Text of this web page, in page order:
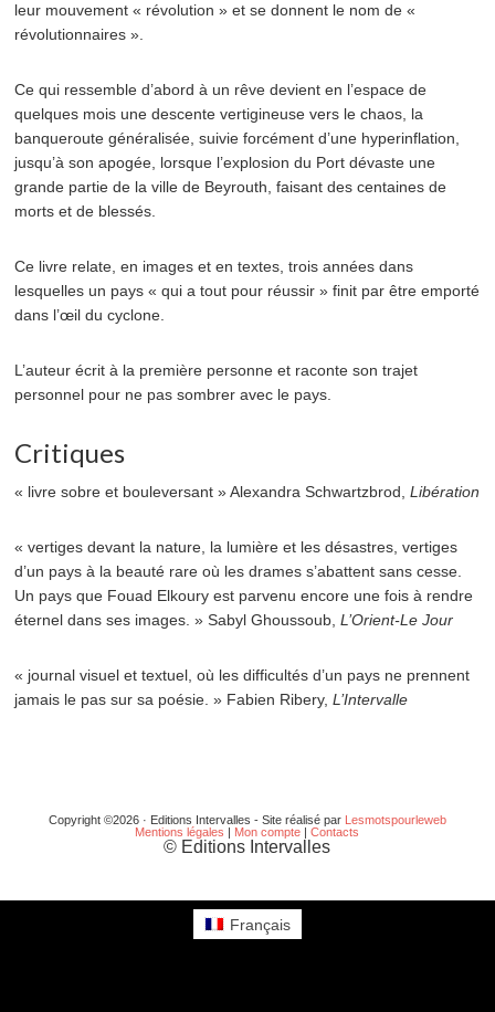
leur mouvement « révolution » et se donnent le nom de «
révolutionnaires ».
Ce qui ressemble d’abord à un rêve devient en l’espace de
quelques mois une descente vertigineuse vers le chaos, la
banqueroute généralisée, suivie forcément d’une hyperinflation,
jusqu’à son apogée, lorsque l’explosion du Port dévaste une
grande partie de la ville de Beyrouth, faisant des centaines de
morts et de blessés.
Ce livre relate, en images et en textes, trois années dans
lesquelles un pays « qui a tout pour réussir » finit par être emporté
dans l’œil du cyclone.
L’auteur écrit à la première personne et raconte son trajet
personnel pour ne pas sombrer avec le pays.
Critiques
« livre sobre et bouleversant » Alexandra Schwartzbrod, Libération
« vertiges devant la nature, la lumière et les désastres, vertiges
d’un pays à la beauté rare où les drames s’abattent sans cesse.
Un pays que Fouad Elkoury est parvenu encore une fois à rendre
éternel dans ses images. » Sabyl Ghoussoub, L’Orient-Le Jour
« journal visuel et textuel, où les difficultés d’un pays ne prennent
jamais le pas sur sa poésie. » Fabien Ribery, L’Intervalle
Copyright ©2026 · Editions Intervalles - Site réalisé par Lesmotspourleweb
Mentions légales
Mon compte |Contacts
© Editions Intervalles
Français